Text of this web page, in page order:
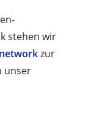
stehen wir
zur
unser